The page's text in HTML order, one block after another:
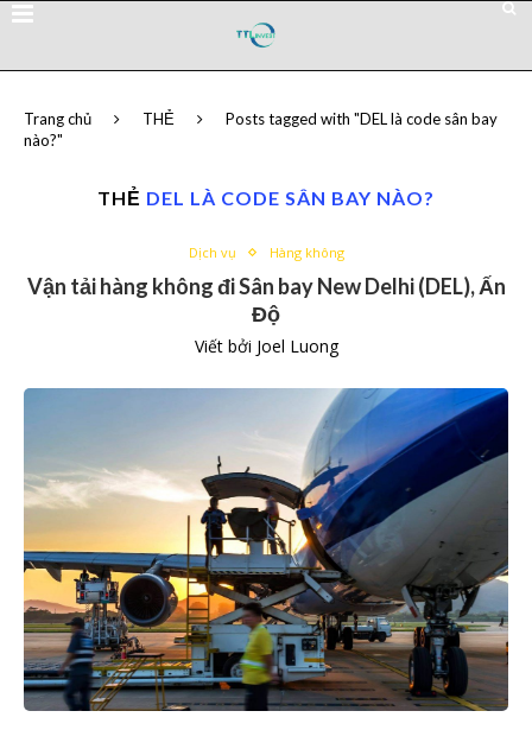
Trang chủ THẺ
Posts tagged with "DEL là code sân bay
nào?"
THẺ DEL LÀ CODE SÂN BAY NÀO?
Dịch vụ Hàng không
Vận tải hàng không đi Sân bay New Delhi (DEL), Ấn
Độ
Viết bởi Joel Luong